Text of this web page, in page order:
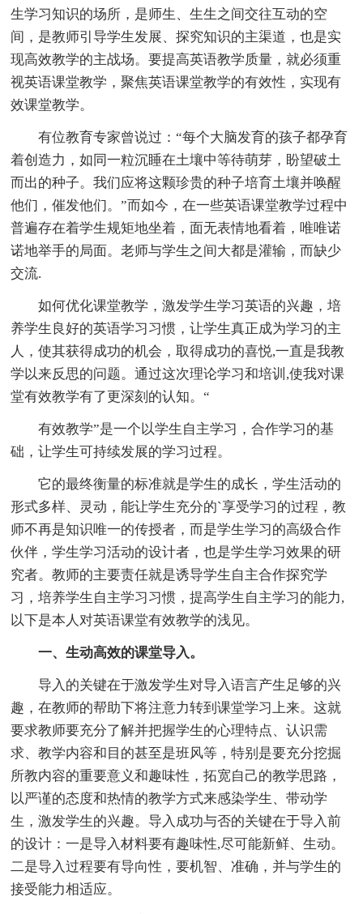
生学习知识的场所，是师生、生生之间交往互动的空
间，是教师引导学生发展、探究知识的主渠道，也是实
现高效教学的主战场。要提高英语教学质量，就必须重
视英语课堂教学，聚焦英语课堂教学的有效性，实现有
效课堂教学。
有位教育专家曾说过：“每个大脑发育的孩子都孕育
着创造力，如同一粒沉睡在土壤中等待萌芽，盼望破土
而出的种子。我们应将这颗珍贵的种子培育土壤并唤醒
他们，催发他们。”而如今，在一些英语课堂教学过程中
普遍存在着学生规矩地坐着，面无表情地看着，唯唯诺
诺地举手的局面。老师与学生之间大都是灌输，而缺少
交流.
如何优化课堂教学，激发学生学习英语的兴趣，培
养学生良好的英语学习习惯，让学生真正成为学习的主
人，使其获得成功的机会，取得成功的喜悦,一直是我教
学以来反思的问题。通过这次理论学习和培训,使我对课
堂有效教学有了更深刻的认知。“
有效教学”是一个以学生自主学习，合作学习的基
础，让学生可持续发展的学习过程。
它的最终衡量的标准就是学生的成长，学生活动的
形式多样、灵动，能让学生充分的`享受学习的过程，教
师不再是知识唯一的传授者，而是学生学习的高级合作
伙伴，学生学习活动的设计者，也是学生学习效果的研
究者。教师的主要责任就是诱导学生自主合作探究学
习，培养学生自主学习习惯，提高学生自主学习的能力,
以下是本人对英语课堂有效教学的浅见。
一、生动高效的课堂导入。
导入的关键在于激发学生对导入语言产生足够的兴
趣，在教师的帮助下将注意力转到课堂学习上来。这就
要求教师要充分了解并把握学生的心理特点、认识需
求、教学内容和目的甚至是班风等，特别是要充分挖掘
所教内容的重要意义和趣味性，拓宽自己的教学思路，
以严谨的态度和热情的教学方式来感染学生、带动学
生，激发学生的兴趣。导入成功与否的关键在于导入前
的设计：一是导入材料要有趣味性,尽可能新鲜、生动。
二是导入过程要有导向性，要机智、准确，并与学生的
接受能力相适应。